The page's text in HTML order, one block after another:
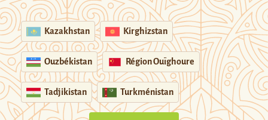
Kazakhstan Kirghizstan
Ouzbékistan Région Ouïghoure
Tadjikistan Turkménistan